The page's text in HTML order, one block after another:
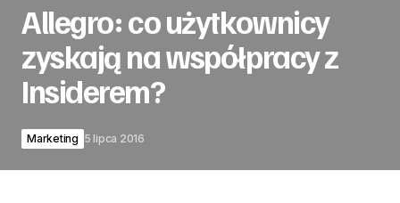
Allegro: co użytkownicy
zyskają na współpracy z
Insiderem?
Marketing 5 lipca 2016